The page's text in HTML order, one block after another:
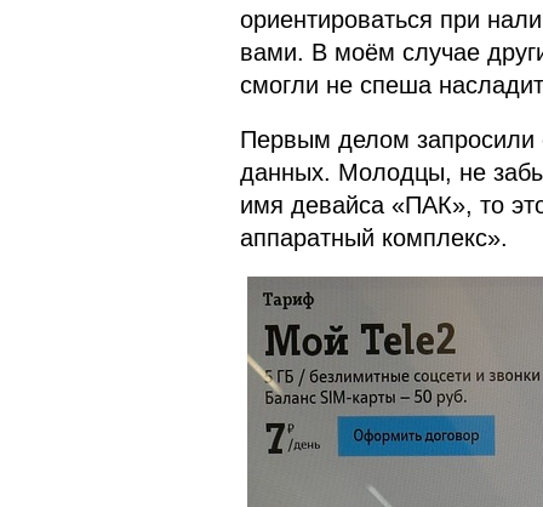
ориентироваться при
вами. В моём случае
смогли не спеша
Первым делом запросили
данных. Молодцы, не
имя девайса «ПАК», то
аппаратный комплекс».